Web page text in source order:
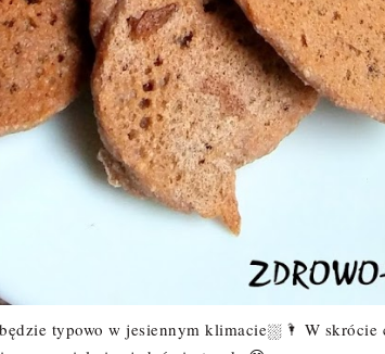
typowo w jesiennym klimacie⛆🌂 W